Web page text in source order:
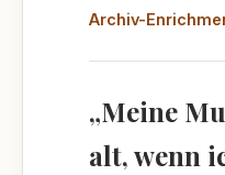
Archiv-
„Meine
alt, wenn